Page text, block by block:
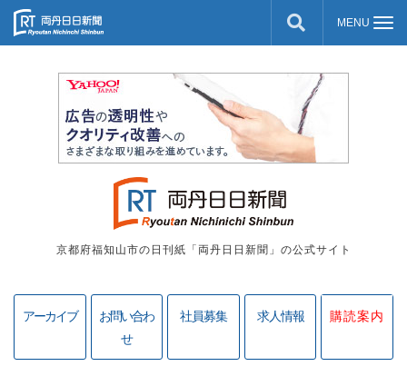
京都府福知山市の日刊紙「両丹日日新聞」の公式サイト
アーカイブ
お問い合わ
せ
社員募集 求人情報 購読案内